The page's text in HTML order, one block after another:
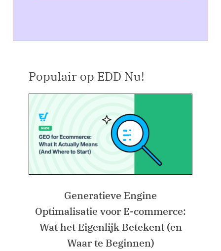
Populair op EDD Nu!
Generatieve Engine
Optimalisatie voor E-commerce:
Wat het Eigenlijk Betekent (en
Waar te Beginnen)